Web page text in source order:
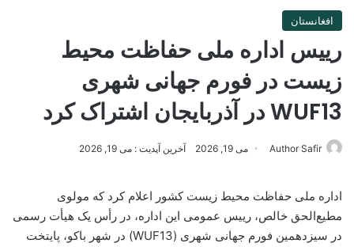
افغانستان
رییس اداره ملی حفاظت محیط
زیست در فورم جهانی شهری
WUF13 در آذربایجان اشتراک کرد
Author Safir می 19, 2026 آخرین آپدیت : می 19, 2026
اداره ملی حفاظت محیط زیست کشور اعلام کرد که مولوی
مطیع‌الحق خالص، رییس عمومی این اداره، در رأس یک هیأت رسمی
در سیزدهمین فورم جهانی شهری (WUF13) در شهر باکو، پایتخت